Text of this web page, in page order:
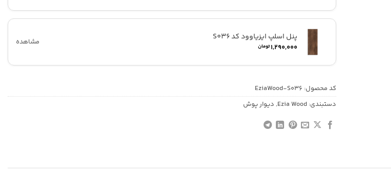
پنل اسلپ ایزیاوود کد S036
۱,۲۹۰,۰۰۰تومان مشاهده
کد محصول: EziaWood-S036
دستبندی: Ezia Wood
, دیوار پوش